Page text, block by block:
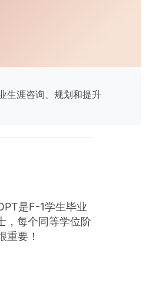
生涯咨询、规划和提升
是F-1学生毕业
，每个同等学位阶
重要！